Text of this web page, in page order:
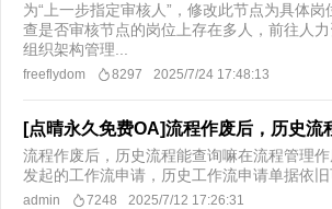
为“上一步指定审核人”，修改此节点为具体
查是否审核节点的岗位上存在多人，前往人
组织架构管理...
freeflydom 8297 2025/7/24 17:48:13
[点晴永久免费OA]流程作废后，历史流
流程作废后，历史流程能查询嘛在流程管理
发起的工作流申请，历史工作流申请单据依旧
admin 7248 2025/7/12 17:26:31